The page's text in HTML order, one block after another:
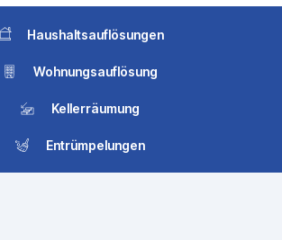
Haushaltsauflösungen
Wohnungsauflösung
Kellerräumung
Entrümpelungen